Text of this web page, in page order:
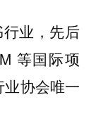
业，先后
等国际项
协会唯一